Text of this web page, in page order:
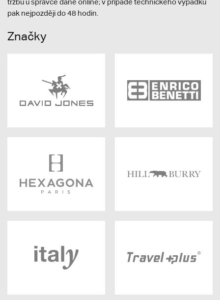
tržbu u správce daně online; v případě technického výpadku
pak nejpozději do 48 hodin.
Značky